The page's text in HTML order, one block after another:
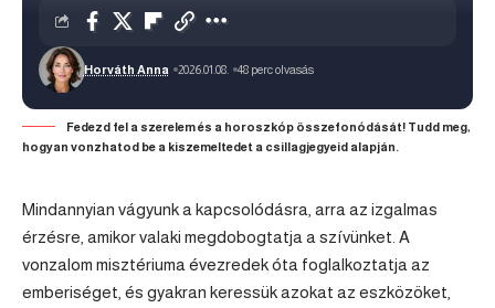
Horváth Anna 2026.01.08. 48 perc olvasás
Fedezd fel a szerelem és a horoszkóp összefonódását! Tudd meg,
hogyan vonzhatod be a kiszemeltedet a csillagjegyeid alapján.
Mindannyian vágyunk a kapcsolódásra, arra az izgalmas
érzésre, amikor valaki megdobogtatja a szívünket. A
vonzalom misztériuma évezredek óta foglalkoztatja az
emberiséget, és gyakran keressük azokat az eszközöket,